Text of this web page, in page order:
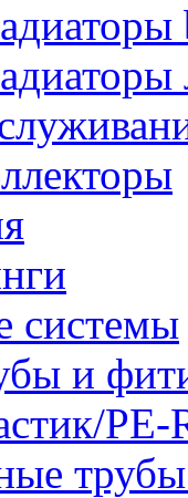
системы
и